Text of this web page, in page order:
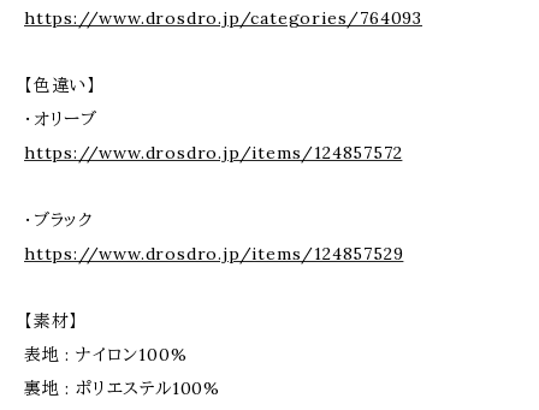
https://www.drosdro.jp/categories/764093
【色違い】
・オリーブ
https://www.drosdro.jp/items/124857572
・ブラック
https://www.drosdro.jp/items/124857529
【素材】
表地 : ナイロン100%
裏地 : ポリエステル100%